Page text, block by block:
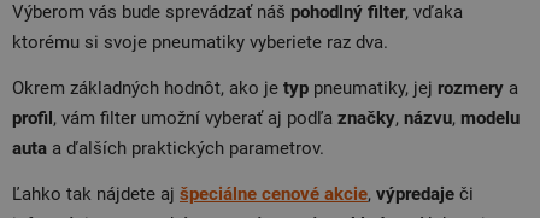
Výberom vás bude sprevádzať náš pohodlný filter, vďaka
ktorému si svoje pneumatiky vyberiete raz dva.
Okrem základných hodnôt, ako je typ pneumatiky, jej rozmery a
profil, vám filter umožní vyberať aj podľa značky, názvu, modelu
auta a ďalších praktických parametrov.
Ľahko tak nájdete aj špeciálne cenové akcie, výpredaje či